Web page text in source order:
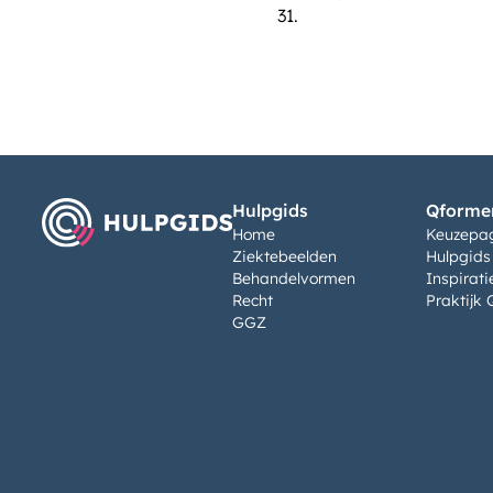
31.
Hulpgids
Home
Ziektebeelden
Behandelvormen
Recht
GGZ
Hulpgids
Praktijk